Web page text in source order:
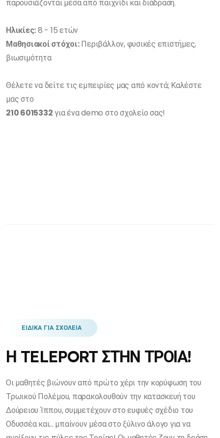
παρουσιάζονται μέσα από παιχνίδι και διάδραση.
Ηλικίες:8 - 15 ετών
Μαθησιακοί στόχοι:Περιβάλλον, φυσικές επιστήμες,
βιωσιμότητα
Θέλετε να δείτε τις εμπειρίες μας από κοντά; Καλέστε
μας στο
210 6015332 για ένα demo στο σχολείο σας!
ΕΙΔΙΚΑ ΓΙΑ ΣΧΟΛΕΙΑ
Η TELEPORT ΣΤΗΝ ΤΡΟΙΑ!
Οι μαθητές βιώνουν από πρώτο χέρι την κορύφωση του
Τρωικού Πολέμου, παρακολουθούν την κατασκευή του
Δούρειου Ίππου, συμμετέχουν στο ευφυές σχέδιο του
Οδυσσέα και... μπαίνουν μέσα στο ξύλινο άλογο για να